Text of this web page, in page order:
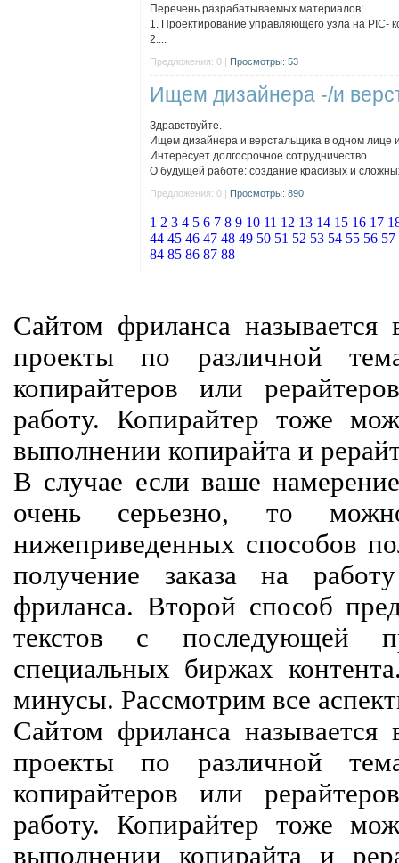
Перечень разрабатываемых материалов:
1. Проектирование управляющего узла на PIC-
2....
Предложения: 0 | Просмотры: 53
Ищем дизайнера -/и
Здравствуйте.
Ищем дизайнера и верстальщика в одном лице
Интересует долгосрочное сотрудничество.
О будущей работе: создание красивых и
Предложения: 0 | Просмотры: 890
1 2 3 4 5 6 7 8 9 10 11 12 13 14 15 16 17
44 45 46 47 48 49 50 51 52 53 54 55 56 57
84 85 86 87 88
Сайтом фриланса называется
проекты по различной
копирайтеров или
работу. Копирайтер тоже
выполнении копирайта и
В случае если ваше
очень серьезно, то
нижеприведенных способов
получение заказа на
фриланса. Второй способ
текстов с последующей
специальных биржах
минусы. Рассмотрим все
Сайтом фриланса называется
проекты по различной
копирайтеров или
работу. Копирайтер тоже
выполнении копирайта и